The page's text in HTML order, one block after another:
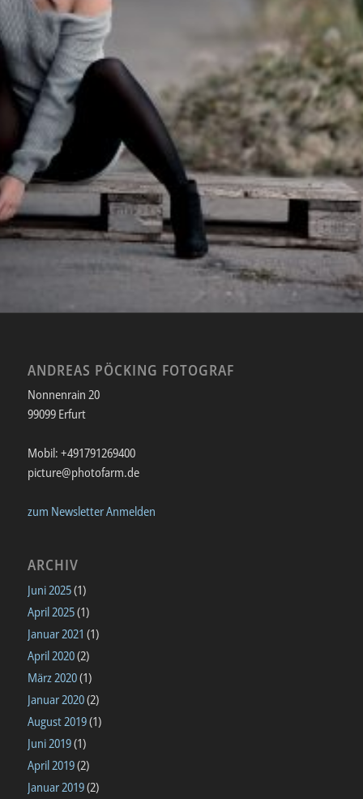
ANDREAS PÖCKING FOTOGRAF
Nonnenrain 20
99099 Erfurt
Mobil: +491791269400
picture@photofarm.de
zum Newsletter Anmelden
ARCHIV
Juni 2025(1)
April 2025(1)
Januar 2021 (1)
April 2020(2)
März 2020(1)
Januar 2020(2)
August 2019(1)
Juni 2019(1)
April 2019(2)
Januar 2019(2)